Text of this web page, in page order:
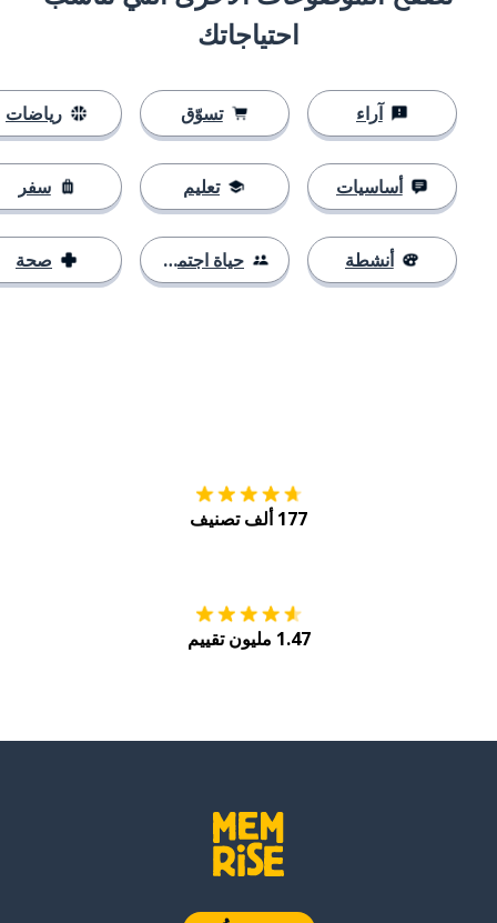
احتياجاتك
آراء
أساسيات
أنشطة
تسوّق
تعليم
حياة اجتماعية
رياضات
سفر
صحة
177 ألف تصنيف
1.47 مليون تقييم